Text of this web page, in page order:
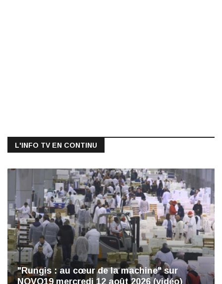
L'INFO TV EN CONTINU
"Rungis : au cœur de la machine" sur
NOVO19 mercredi 12 août 2026 (vidéo)